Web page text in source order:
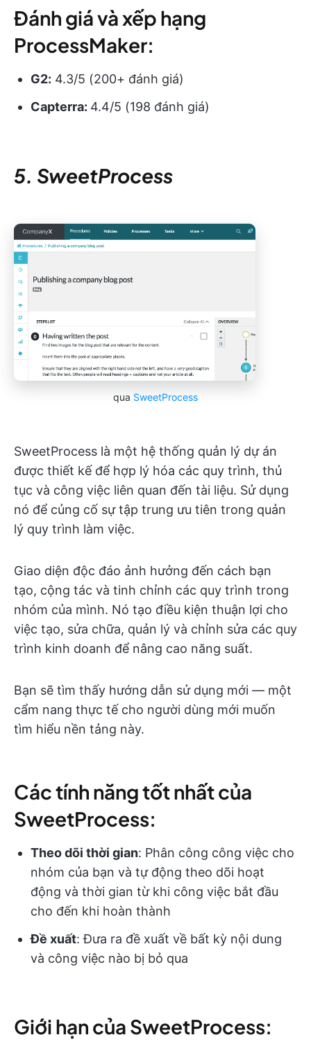
Đánh giá và xếp hạng
ProcessMaker:
G2: 4.3/5 (200+ đánh giá)
Capterra: 4.4/5 (198 đánh giá)
5. SweetProcess
qua SweetProcess
SweetProcess là một hệ thống quản lý dự án
được thiết kế để hợp lý hóa các quy trình, thủ
tục và công việc liên quan đến tài liệu. Sử dụng
nó để củng cố sự tập trung ưu tiên trong quản
lý quy trình làm việc.
Giao diện độc đáo ảnh hưởng đến cách bạn
tạo, cộng tác và tinh chỉnh các quy trình trong
nhóm của mình. Nó tạo điều kiện thuận lợi cho
việc tạo, sửa chữa, quản lý và chỉnh sửa các quy
trình kinh doanh để nâng cao năng suất.
Bạn sẽ tìm thấy hướng dẫn sử dụng mới — một
cẩm nang thực tế cho người dùng mới muốn
tìm hiểu nền tảng này.
Các tính năng tốt nhất của
SweetProcess:
Theo dõi thời gian: Phân công công việc cho
nhóm của bạn và tự động theo dõi hoạt
động và thời gian từ khi công việc bắt đầu
cho đến khi hoàn thành
Đề xuất: Đưa ra đề xuất về bất kỳ nội dung
và công việc nào bị bỏ qua
Giới hạn của SweetProcess: